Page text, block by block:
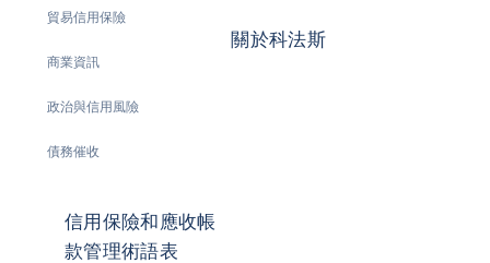
貿易信用保險
商業資訊
政治與信用風險
債務催收
關於科法斯
信用保險和應收帳
款管理術語表